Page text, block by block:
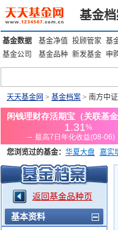
基金
基金数据 基金净值 投顾管家 基
基金公司
基金品种 新发基金 申
天天基金网 > 基金档案 > 南方中
您浏览过的基金： 华夏大盘 嘉实
添富优势 华安宏利 上证180价值
返回基金品种页
基本资料